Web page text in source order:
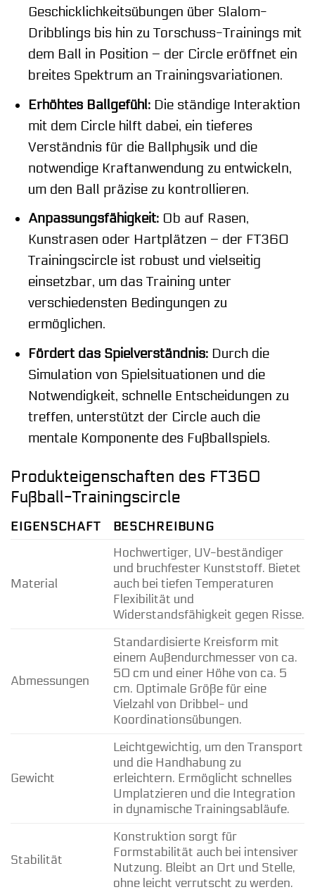
Geschicklichkeitsübungen über Slalom-
Dribblings bis hin zu Torschuss-Trainings mit
dem Ball in Position – der Circle eröffnet ein
breites Spektrum an Trainingsvariationen.
Erhöhtes Ballgefühl:Die ständige Interaktion
mit dem Circle hilft dabei, ein tieferes
Verständnis für die Ballphysik und die
notwendige Kraftanwendung zu entwickeln,
um den Ball präzise zu kontrollieren.
Anpassungsfähigkeit:Ob auf Rasen,
Kunstrasen oder Hartplätzen – der FT360
Trainingscircle ist robust und vielseitig
einsetzbar, um das Training unter
verschiedensten Bedingungen zu
ermöglichen.
Fördert das Spielverständnis:Durch die
Simulation von Spielsituationen und die
Notwendigkeit, schnelle Entscheidungen zu
treffen, unterstützt der Circle auch die
mentale Komponente des Fußballspiels.
Produkteigenschaften des FT360
Fußball-Trainingscircle
EIGENSCHAFT BESCHREIBUNG
Material
Hochwertiger, UV-beständiger
und bruchfester Kunststoff. Bietet
auch bei tiefen Temperaturen
Flexibilität und
Widerstandsfähigkeit gegen Risse.
Abmessungen
Standardisierte Kreisform mit
einem Außendurchmesser von ca.
50 cm und einer Höhe von ca. 5
cm. Optimale Größe für eine
Vielzahl von Dribbel- und
Koordinationsübungen.
Gewicht
Leichtgewichtig, um den Transport
und die Handhabung zu
erleichtern. Ermöglicht schnelles
Umplatzieren und die Integration
in dynamische Trainingsabläufe.
Stabilität
Konstruktion sorgt für
Formstabilität auch bei intensiver
Nutzung. Bleibt an Ort und Stelle,
ohne leicht verrutscht zu werden.